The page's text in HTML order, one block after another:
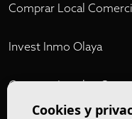
Comprar Local
Invest Inmo Olaya
Comprar Locales
OlayaCookies y